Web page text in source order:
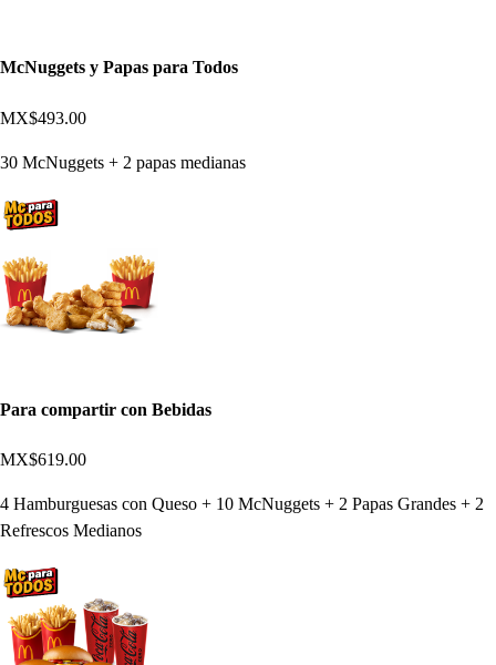
McNuggets y Papas para Todos
MX$493.00
30 McNuggets + 2 papas medianas
Para compartir con Bebidas
MX$619.00
4 Hamburguesas con Queso + 10 McNuggets + 2 Papas Grandes + 2
Refrescos Medianos